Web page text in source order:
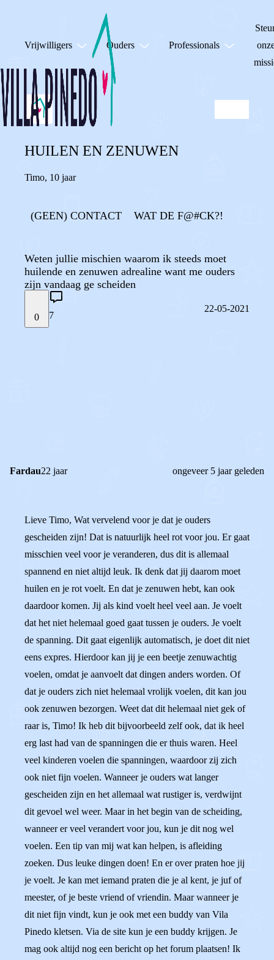
Vrijwilligers Ouders Professionals
HUILEN EN ZENUWEN
Timo, 10 jaar
(GEEN) CONTACT WAT DE F@#CK?!
Weten jullie mischien waarom ik steeds moet
huilende en zenuwen adrealine want me ouders
zijn vandaag ge scheiden
0 7
22-05-2021
Fardau22 jaar ongeveer 5 jaar geleden
Lieve Timo, Wat vervelend voor je dat je ouders
gescheiden zijn! Dat is natuurlijk heel rot voor jou. Er gaat
misschien veel voor je veranderen, dus dit is allemaal
spannend en niet altijd leuk. Ik denk dat jij daarom moet
huilen en je rot voelt. En dat je zenuwen hebt, kan ook
daardoor komen. Jij als kind voelt heel veel aan. Je voelt
dat het niet helemaal goed gaat tussen je ouders. Je voelt
de spanning. Dit gaat eigenlijk automatisch, je doet dit niet
eens expres. Hierdoor kan jij je een beetje zenuwachtig
voelen, omdat je aanvoelt dat dingen anders worden. Of
dat je ouders zich niet helemaal vrolijk voelen, dit kan jou
ook zenuwen bezorgen. Weet dat dit helemaal niet gek of
raar is, Timo! Ik heb dit bijvoorbeeld zelf ook, dat ik heel
erg last had van de spanningen die er thuis waren. Heel
veel kinderen voelen die spanningen, waardoor zij zich
ook niet fijn voelen. Wanneer je ouders wat langer
gescheiden zijn en het allemaal wat rustiger is, verdwijnt
dit gevoel wel weer. Maar in het begin van de scheiding,
wanneer er veel verandert voor jou, kun je dit nog wel
voelen. Een tip van mij wat kan helpen, is afleiding
zoeken. Dus leuke dingen doen! En er over praten hoe jij
je voelt. Je kan met iemand praten die je al kent, je juf of
meester, of je beste vriend of vriendin. Maar wanneer je
dit niet fijn vindt, kun je ook met een buddy van Vila
Pinedo kletsen. Via de site kun je een buddy krijgen. Je
mag ook altijd nog een bericht op het forum plaatsen! Ik